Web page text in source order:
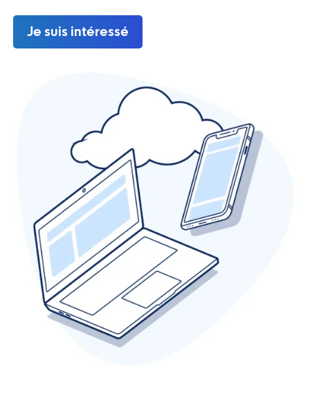
Je suis intéressé